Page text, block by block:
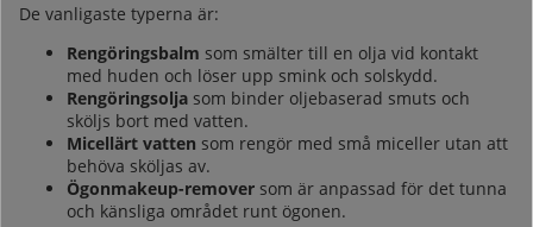
De vanligaste typerna är:
Rengöringsbalm som smälter till en olja vid kontakt
med huden och löser upp smink och solskydd.
Rengöringsolja som binder oljebaserad smuts och
sköljs bort med vatten.
Micellärt vatten som rengör med små miceller utan att
behöva sköljas av.
Ögonmakeup-remover som är anpassad för det tunna
och känsliga området runt ögonen.